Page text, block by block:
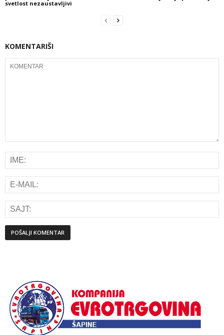
svetlost nezaustavljivi
KOMENTARIŠI